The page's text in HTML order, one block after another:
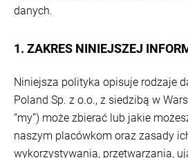
danych.
1. ZAKRES NINIEJSZEJ
Niniejsza polityka opisuje rodzaje
Poland Sp. z o.o., z siedzibą w
“my”) może zbierać lub jakie
naszym placówkom oraz zasady
wykorzystywania, przetwarzania,